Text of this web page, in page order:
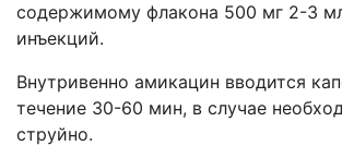
содержимому флакона 500 мг 2-3
инъекций.
Внутривенно амикацин вводится
течение 30-60 мин, в случае
струйно.